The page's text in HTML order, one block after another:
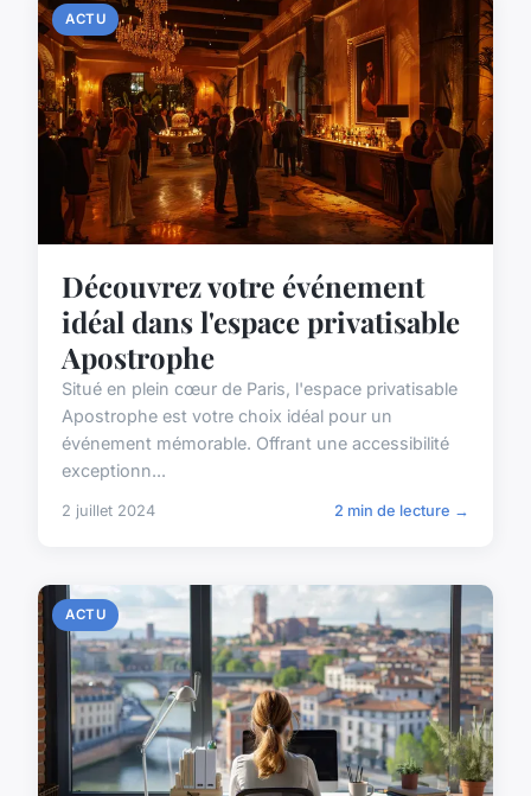
ACTU
Découvrez votre événement
idéal dans l'espace privatisable
Apostrophe
Situé en plein cœur de Paris, l'espace privatisable
Apostrophe est votre choix idéal pour un
événement mémorable. Offrant une accessibilité
exceptionn...
2 juillet 2024 2 min de lecture →
ACTU